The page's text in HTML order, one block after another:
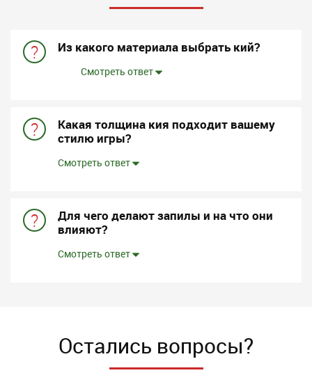
? Из какого материала выбрать кий?
Смотреть ответ
?
Какая толщина кия подходит вашему
стилю игры?
Смотреть ответ
?
Для чего делают запилы и на что они
влияют?
Смотреть ответ
Остались вопросы?